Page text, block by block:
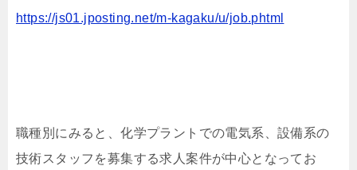
https://js01.jposting.net/m-kagaku/u/job.phtml
職種別にみると、化学プラントでの電気系、設備系の
技術スタッフを募集する求人案件が中心となってお